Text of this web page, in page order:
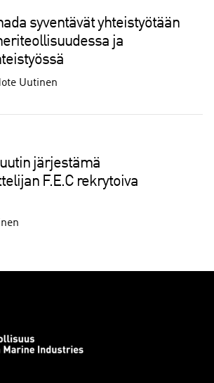
syventävät yhteistyötään
ja
Uutinen
järjestämä
F.E.C rekrytoiva